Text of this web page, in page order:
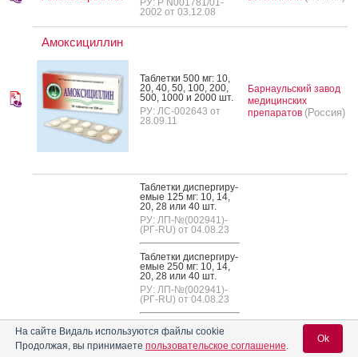
РУ: Р N001781/01-
2002 от 03.12.08
Амоксициллин
Таб­летки 500 мг: 10,
20, 40, 50, 100, 200,
500, 1000 и 2000 шт.
РУ: ЛС-002643 от
28.09.11
Барнаульский завод
медицинских
препаратов (Россия)
Амоксициллин
Таб­летки дис­перги­ру­
емые 125 мг: 10, 14,
20, 28 или 40 шт.
РУ: ЛП-№(002941)-
(РГ-RU) от 04.08.23
Таб­летки дис­перги­ру­
емые 250 мг: 10, 14,
20, 28 или 40 шт.
РУ: ЛП-№(002941)-
(РГ-RU) от 04.08.23
Таб­летки дис­перги­ру­
емые 500 мг: 10, 14,
20, 28 или 40 шт.
ПРОМОМЕД РУС
(Россия)
На сайте Видаль используются файлы cookie
Продолжая, вы принимаете пользовательское соглашение.
Ok